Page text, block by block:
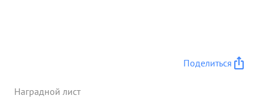
Поделиться
Наградной лист